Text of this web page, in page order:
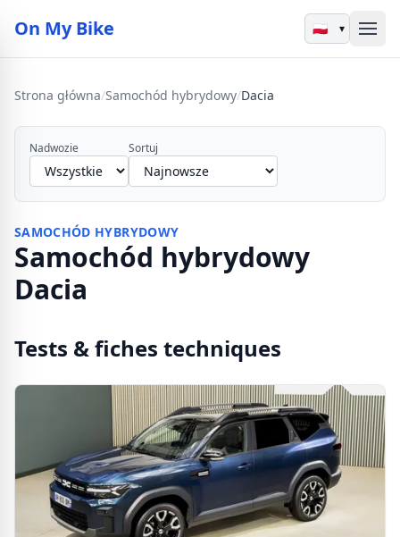
On My Bike ▾
Strona główna/Samochód hybrydowy/Dacia
Nadwozie Sortuj
SAMOCHÓD HYBRYDOWY
Samochód hybrydowy
Dacia
Tests & fiches techniques